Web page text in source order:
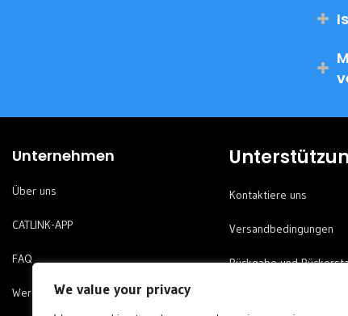
We value your privacy
Unternehmen
Über uns
CATLINK-APP
FAQ
Werden Sie Vertriebspartner
Kontaktiere uns
Versandbedingungen
Rückgabe und